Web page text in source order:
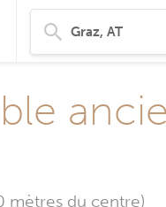
mètres du centre)